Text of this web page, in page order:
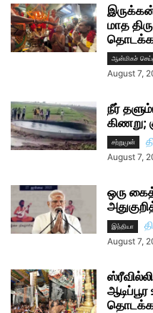
மாத
ஆன்மிகச்
August 7,
நீர்
கிணறு;
சற்றுமுன்
August 7,
ஒரு
இந்தியா
August 7,